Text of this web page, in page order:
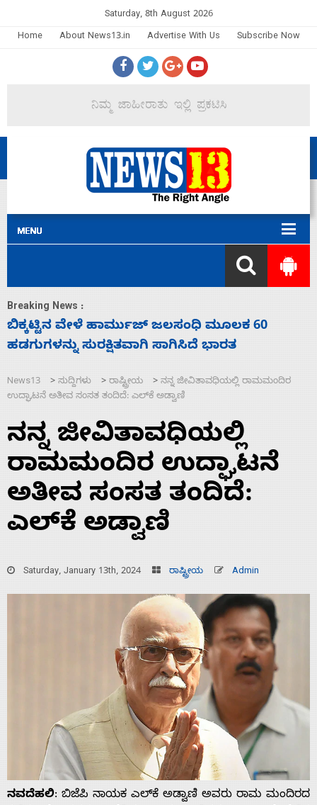
Saturday, 8th August 2026
Home
About News13.in Advertise With Us Subscribe Now
Breaking News :
ನಾಗೇಂದ್ರ ರಾಜೀನಾಮೆ ಕೊಡದಿದ್ದರೆ ಸದನ ನಡೆಸಲು
ಬಿಡೆವು: ಛಲವಾದಿ ನಾರಾಯಣಸ್ವಾಮಿ
News13 > ಸುದ್ದಿಗಳು > ರಾಷ್ಟ್ರೀಯ > ನನ್ನ ಜೀವಿತಾವಧಿಯಲ್ಲಿ ರಾಮಮಂದಿರ
ಉದ್ಘಾಟನೆ ಅತೀವ ಸಂಸತ ತಂದಿದೆ: ಎಲ್‌ಕೆ ಅಡ್ವಾಣಿ
ನನ್ನ ಜೀವಿತಾವಧಿಯಲ್ಲಿ
ರಾಮಮಂದಿರ ಉದ್ಘಾಟನೆ
ಅತೀವ ಸಂಸತ ತಂದಿದೆ:
ಎಲ್‌ಕೆ ಅಡ್ವಾಣಿ
Saturday, January 13th, 2024 ರಾಷ್ಟ್ರೀಯ Admin
ನವದೆಹಲಿ: ಬಿಜೆಪಿ ನಾಯಕ ಎಲ್‌ಕೆ ಅಡ್ವಾಣಿ ಅವರು ರಾಮ ಮಂದಿರದ